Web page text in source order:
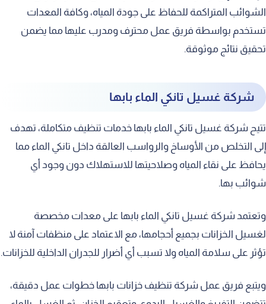
الشوائب المتراكمة للحفاظ على جودة المياه، وكافة المعدات
تستخدم بواسطة فريق عمل محترف ومدرب عليها مما يضمن
تحقيق نتائج موثوقة.
شركة غسيل تانكي الماء بابها
تتيح شركة غسيل تانكي الماء بابها خدمات تنظيف متكاملة، تهدف
إلى التخلص من الأوساخ والرواسب العالقة داخل تانكي الماء مما
يحافظ على نقاء المياه وصلاحيتها للاستهلاك دون وجود أي
شوائب بها.
وتعتمد شركة غسيل تانكي الماء بابها على معدات مخصصة
لغسيل الخزانات بجميع أحجامها، مع الاعتماد على منظفات آمنة لا
تؤثر على سلامة المياه ولا تسبب أي أضرار للجدران الداخلية للخزانات.
ويتبع فريق عمل شركة تنظيف خزانات بابها خطوات عمل دقيقة،